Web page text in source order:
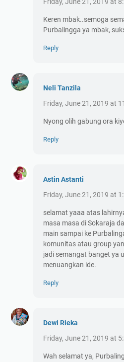
Keren mbak..semoga
Purbalingga ya mbak,
Reply
Neli Tanzila
Friday, June 21, 2019 at
Nyong olih gabung ora
Reply
Astin Astanti
Friday, June 21, 2019 at
selamat yaaa atas
masa masa di Sokaraja
main sampai ke
komunitas atau group
jadi semangat banget ya
menuangkan ide.
Reply
Dewi Rieka
Friday, June 21, 2019 at
Wah selamat ya,